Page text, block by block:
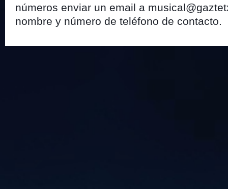
números enviar un email a
nombre y número de teléfono de contacto.